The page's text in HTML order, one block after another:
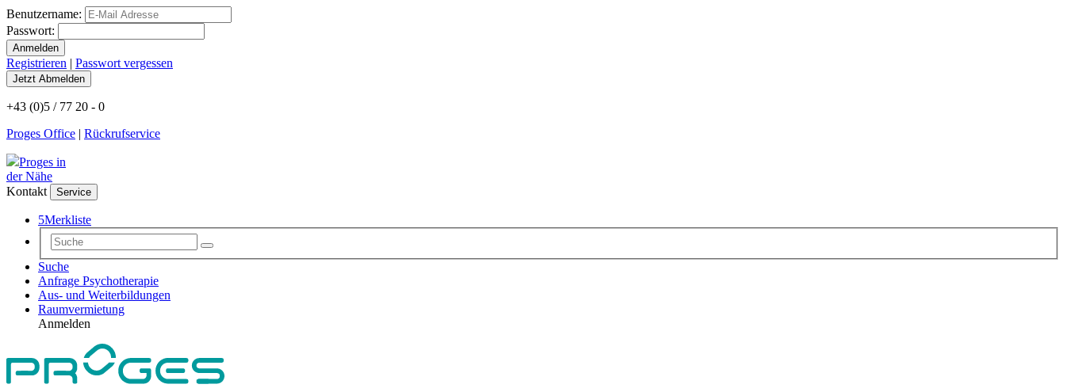
Benutzername:
Passwort:
Registrieren | Passwort vergessen
+43 (0)5 / 77 20 - 0
Proges Office | Rückrufservice
Proges in
der Nähe
Kontakt
Service
5Merkliste
Suche
Anfrage Psychotherapie
Aus- und Weiterbildungen
Raumvermietung
Anmelden